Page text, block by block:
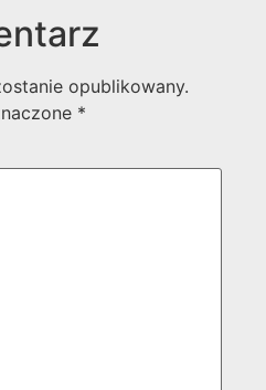
opublikowany.
*